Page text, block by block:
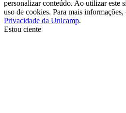
personalizar conteúdo. Ao utilizar este
uso de cookies. Para mais informações,
Privacidade da Unicamp.
Estou ciente